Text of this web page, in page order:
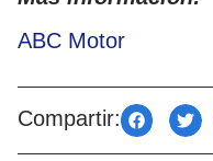
ABC Motor
Compartir: